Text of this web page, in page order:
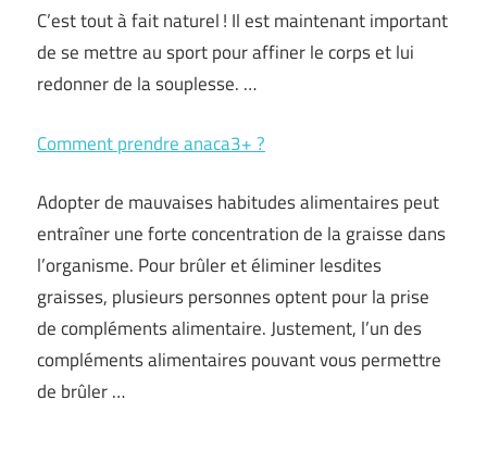
C’est tout à fait naturel ! Il est maintenant important
de se mettre au sport pour affiner le corps et lui
redonner de la souplesse. …
Comment prendre anaca3+ ?
Adopter de mauvaises habitudes alimentaires peut
entraîner une forte concentration de la graisse dans
l’organisme. Pour brûler et éliminer lesdites
graisses, plusieurs personnes optent pour la prise
de compléments alimentaire. Justement, l’un des
compléments alimentaires pouvant vous permettre
de brûler …